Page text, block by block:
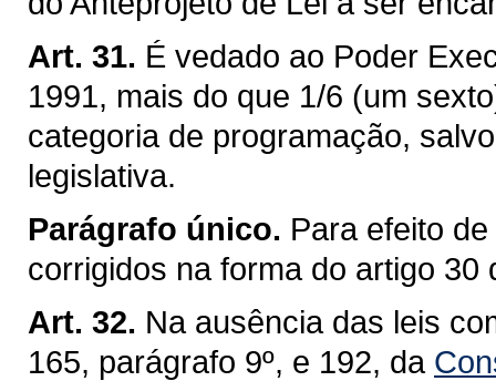
Art. 31. É vedado ao Poder
1991, mais do que 1/6 (um
categoria de programação,
legislativa.
Parágrafo único. Para efeito
corrigidos na forma do artigo 30
Art. 32. Na ausência das leis
165, parágrafo 9º, e 192, da